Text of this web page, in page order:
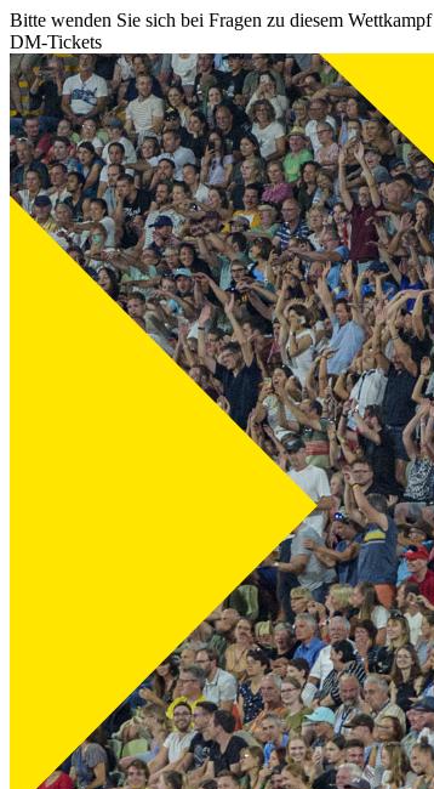
Bitte wenden Sie sich bei Fragen zu diesem
DM-Tickets